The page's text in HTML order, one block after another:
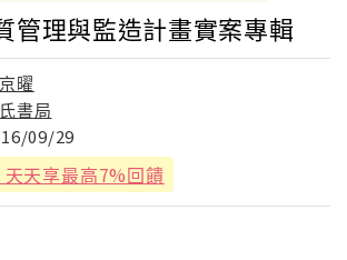
管理與監造計畫實案專輯
曜
書局
09/29
天天享最高7%回饋